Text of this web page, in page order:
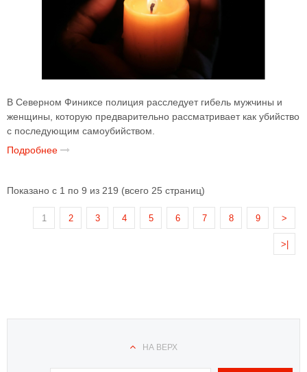
В Северном Финиксе полиция расследует гибель мужчины и
женщины, которую предварительно рассматривает как убийство
с последующим самоубийством.
Подробнее
Показано с 1 по 9 из 219 (всего 25 страниц)
1 2 3 4 5 6 7 8 9 >
>|
НА ВЕРХ